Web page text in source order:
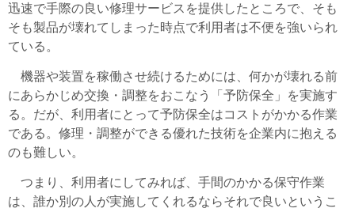
迅速で手際の良い修理サービスを提供したところで、そも
そも製品が壊れてしまった時点で利用者は不便を強いられ
ている。
機器や装置を稼働させ続けるためには、何かが壊れる前
にあらかじめ交換・調整をおこなう「予防保全」を実施す
る。だが、利用者にとって予防保全はコストがかかる作業
である。修理・調整ができる優れた技術を企業内に抱える
のも難しい。
つまり、利用者にしてみれば、手間のかかる保守作業
は、誰か別の人が実施してくれるならそれで良いというこ